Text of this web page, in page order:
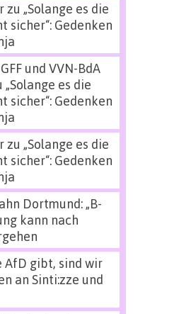
zu „Solange es die
sicher“: Gedenken
und VVN-BdA
„Solange es die
sicher“: Gedenken
zu „Solange es die
sicher“: Gedenken
Dortmund: „B-
kann nach
AfD gibt, sind wir
an Sinti:zze und